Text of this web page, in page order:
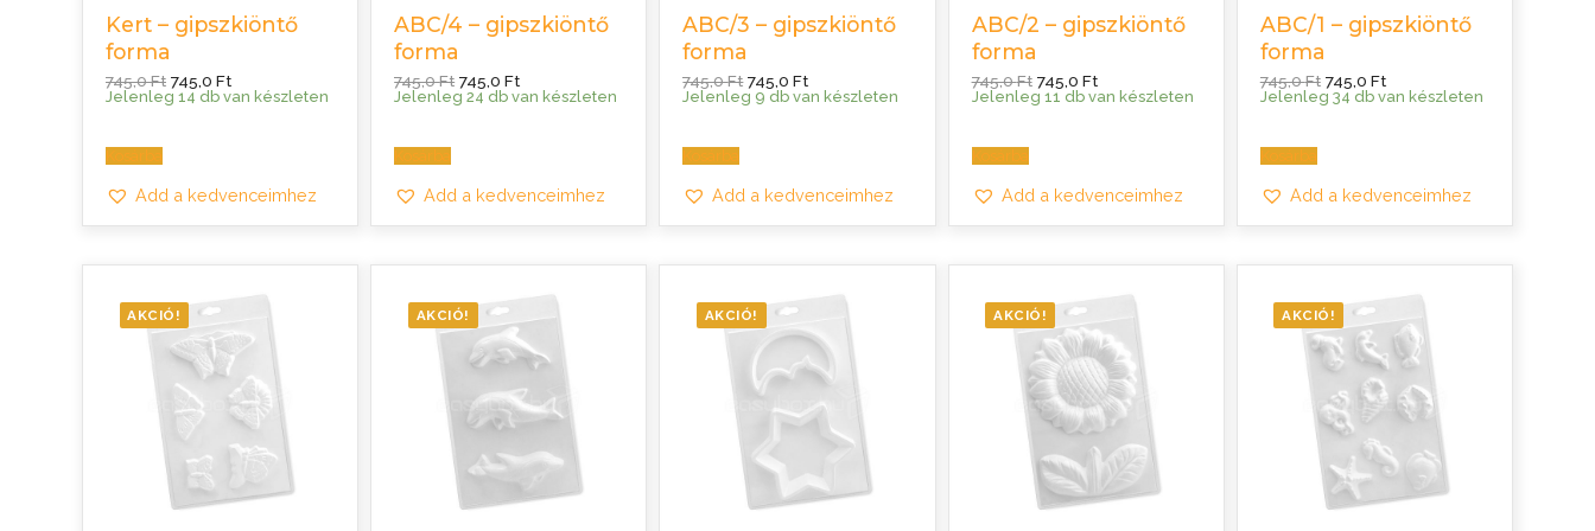
SOHA – könyv a gyermekbántalmazásról
Kert – gipszkiöntő
forma
745,0Ft Original
price
was:
745,0 FtCurrent
price
Jelenleg 14 db van készleten
Add a kedvenceimhez
ABC/4 – gipszkiöntő
forma
745,0Ft Original
price
was:
745,0FtCurrent
price
Jelenleg 24 db van készleten
Add a kedvenceimhez
ABC/3 – gipszkiöntő
forma
745,0Ft Original
price
was:
745,0FtCurrent
price
Jelenleg 9 db van készleten
Add a kedvenceimhez
ABC/2 – gipszkiöntő
forma
745,0Ft Original
price
was:
745,0 FtCurrent
price
Jelenleg 11 db van készleten
Add a kedvenceimhez
ABC/1 – gipszkiöntő
forma
745,0Ft Original
price
was:
745,0 FtCurrent
price
Jelenleg 34 db van készleten
Add a kedvenceimhez
AKCIÓ! AKCIÓ! AKCIÓ! AKCIÓ! AKCIÓ!